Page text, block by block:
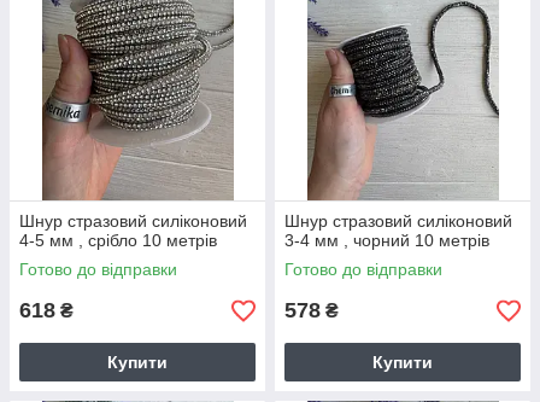
Шнур стразовий силіконовий
4-5 мм , срібло 10 метрів
Готово до відправки
618 ₴
Купити
Шнур стразовий силіконовий
3-4 мм , чорний 10 метрів
Готово до відправки
578 ₴
Купити